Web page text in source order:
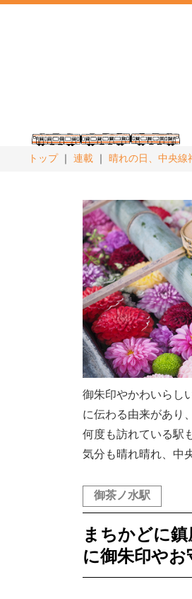
トップ 連載 晴れの日、中央線
御朱印やかわいらし
に伝わる由来があり
何度も訪れている駅
気分も晴れ晴れ、中
御茶ノ水駅
まちかどに
に御朱印や